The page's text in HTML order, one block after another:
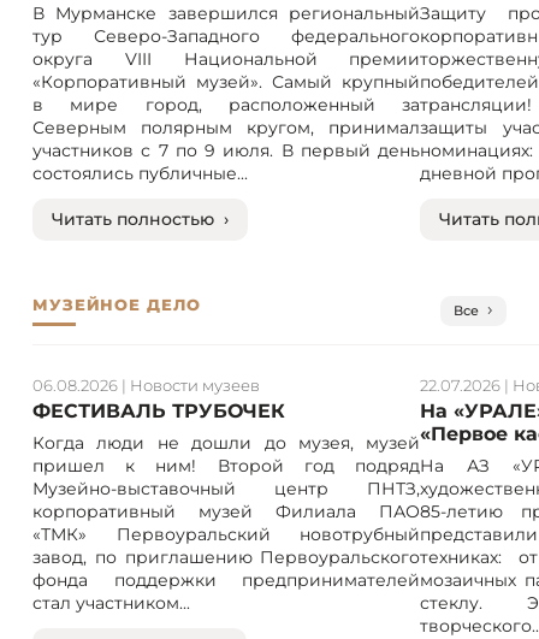
В Мурманске завершился региональный
тур Северо-Западного федерального
округа VIII Национальной премии
«Корпоративный музей». Самый крупный
в мире город, расположенный за
Северным полярным кругом, принимал
участников с 7 по 9 июля. В первый день
состоялись публичные...
Читать полностью ›
Защиту
защиты
дневной
Читать
МУЗЕЙНОЕ ДЕЛО Все
ФЕСТИВАЛЬ ТРУБОЧЕК
06.08.2026| Новости музеев
Когда люди не дошли до музея, музей
пришел к ним! Второй год подряд
Музейно-выставочный центр ПНТЗ,
корпоративный музей Филиала ПАО
«ТМК» Первоуральский новотрубный
завод, по приглашению Первоуральского
фонда поддержки предпринимателей
стал участником...
На
«Первое
22.07.2026 |
На АЗ
85-летию
техниках:
мозаичных
стеклу.